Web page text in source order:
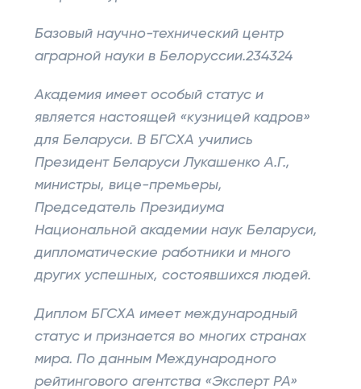
Базовый научно-технический центр
аграрной науки в Белоруссии.234324
Академия имеет особый статус и
является настоящей «кузницей кадров»
для Беларуси. В БГСХА учились
Президент Беларуси Лукашенко А.Г.,
министры, вице-премьеры,
Председатель Президиума
Национальной академии наук Беларуси,
дипломатические работники и много
других успешных, состоявшихся людей.
Диплом БГСХА имеет международный
статус и признается во многих странах
мира. По данным Международного
рейтингового агентства «Эксперт РА»